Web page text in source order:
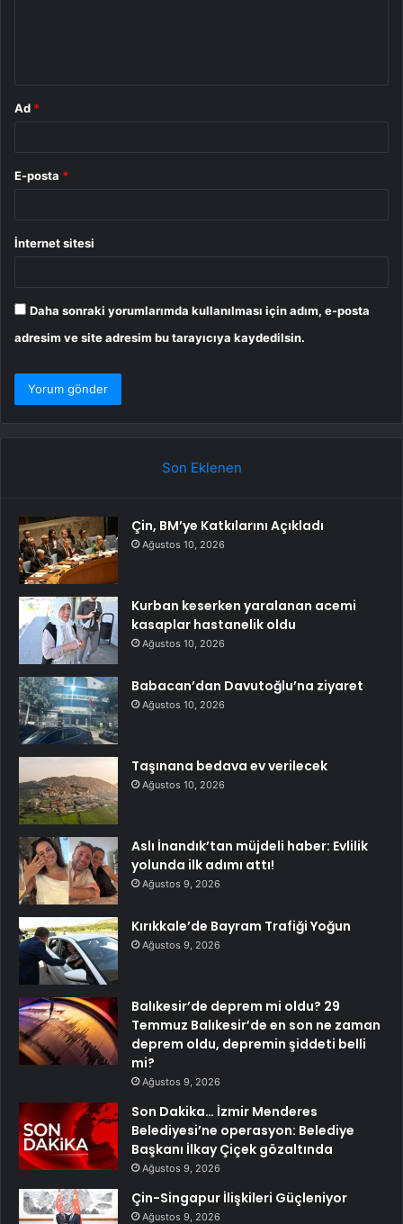
Ad *
E-posta *
İnternet sitesi
Daha sonraki yorumlarımda kullanılması için adım, e-posta
adresim ve site adresim bu tarayıcıya kaydedilsin.
Son Eklenen
Çin, BM’ye Katkılarını Açıkladı
Ağustos 10, 2026
Kurban keserken yaralanan acemi
kasaplar hastanelik oldu
Ağustos 10, 2026
Babacan’dan Davutoğlu’na ziyaret
Ağustos 10, 2026
Taşınana bedava ev verilecek
Ağustos 10, 2026
Aslı İnandık’tan müjdeli haber: Evlilik
yolunda ilk adımı attı!
Ağustos 9, 2026
Kırıkkale’de Bayram Trafiği Yoğun
Ağustos 9, 2026
Balıkesir’de deprem mi oldu? 29
Temmuz Balıkesir’de en son ne zaman
deprem oldu, depremin şiddeti belli
mi?
Ağustos 9, 2026
Son Dakika… İzmir Menderes
Belediyesi’ne operasyon: Belediye
Başkanı İlkay Çiçek gözaltında
Ağustos 9, 2026
Çin-Singapur İlişkileri Güçleniyor
Ağustos 9, 2026